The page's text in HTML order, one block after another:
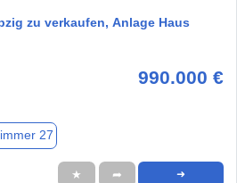
zu verkaufen, Anlage Haus
990.000 €
27
★ ➦ ➜